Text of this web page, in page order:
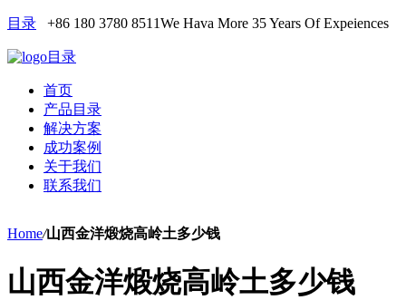
目录 +86 180 3780 8511We Hava More 35 Years Of Expeiences
目录
首页
产品目录
解决方案
成功案例
关于我们
联系我们
Home/山西金洋煅烧高岭土多少钱
山西金洋煅烧高岭土多少钱